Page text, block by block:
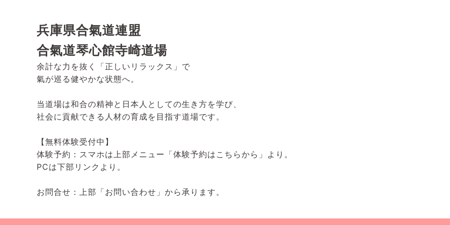
兵庫県合氣道連盟
合氣道琴心館寺崎道場
余計な力を抜く「正しいリラックス」で
氣が巡る健やかな状態へ。
当道場は和合の精神と日本人としての生き方を学び、
社会に貢献できる人材の育成を目指す道場です。
【無料体験受付中】
体験予約：スマホは上部メニュー「体験予約はこちらから」より。
PCは下部リンクより。
お問合せ：上部「お問い合わせ」から承ります。